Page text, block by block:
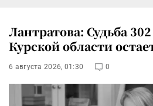
Лантратова: Судьба
Курской области
6 августа 2026, 01:30 0